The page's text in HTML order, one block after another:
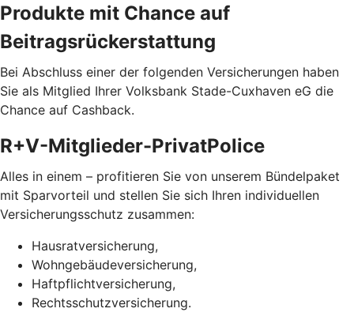
Produkte mit Chance auf
Beitragsrückerstattung
Bei Abschluss einer der folgenden Versicherungen haben
Sie als Mitglied Ihrer Volksbank Stade-Cuxhaven eG die
Chance auf Cashback.
R+V-Mitglieder-PrivatPolice
Alles in einem – profitieren Sie von unserem Bündelpaket
mit Sparvorteil und stellen Sie sich Ihren individuellen
Versicherungsschutz zusammen:
Hausratversicherung,
Wohngebäudeversicherung,
Haftpflichtversicherung,
Rechtsschutzversicherung.